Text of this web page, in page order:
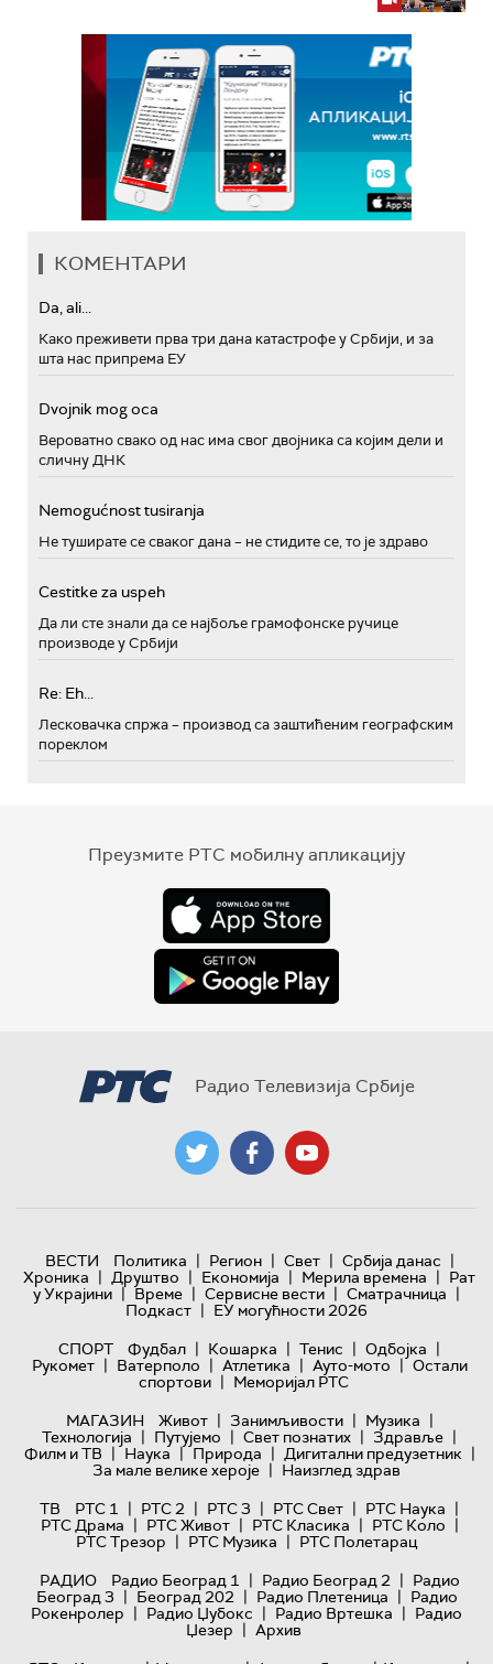
КОМЕНТАРИ
Da, ali...
Како преживети прва три дана катастрофе у Србији, и за
шта нас припрема ЕУ
Dvojnik mog oca
Вероватно свако од нас има свог двојника са којим дели и
сличну ДНК
Nemogućnost tusiranja
Не туширате се сваког дана – не стидите се, то је здраво
Cestitke za uspeh
Да ли сте знали да се најбоље грамофонске ручице
производе у Србији
Re: Eh...
Лесковачка спржа – производ са заштићеним географским
пореклом
Преузмите РТС мобилну апликацију
Радио Телевизија Србије
ВЕСТИ Политика | Регион | Свет | Србија данас |
Хроника | Друштво | Економија | Мерила времена | Рат
у Украјини | Време | Сервисне вести | Сматрачница |
Подкаст | ЕУ могућности 2026
СПОРТ
Фудбал | Кошарка | Тенис | Одбојка |
Рукомет | Ватерполо | Атлетика | Ауто-мото | Остали
спортови | Меморијал РТС
МАГАЗИН
Живот | Занимљивости | Музика |
Технологијa | Путујемо | Свет познатих | Здравље |
Филм и ТВ | Наука | Природа | Дигитални предузетник |
За мале велике хероје | Наизглед здрав
ТВ
РТС 1 | РТС 2 | РТС 3 | РТС Свет | РТС Наука |
РТС Драма | РТС Живот | РТС Класика | РТС Коло |
РТС Трезор | РТС Музика | РТС Полетарац
РАДИО
Радио Београд 1 | Радио Београд 2 | Радио
Београд 3 | Београд 202 | Радио Плетеница | Радио
Рокенролер | Радио Џубокс | Радио Вртешка | Радио
Џезер | Архив